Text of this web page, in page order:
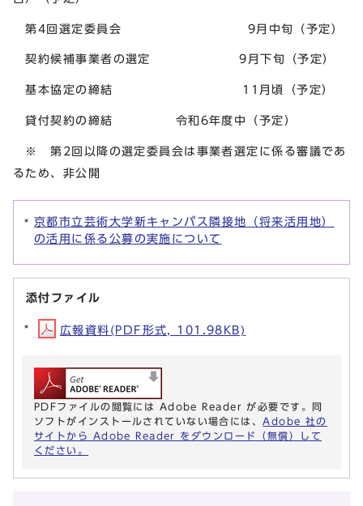
第4回選定委員会 9月中旬（予定）
契約候補事業者の選定 9月下旬（予定）
基本協定の締結 11月頃（予定）
貸付契約の締結 令和6年度中（予定）
※ 第2回以降の選定委員会は事業者選定に係る審議であ
るため、非公開
京都市立芸術大学新キャンパス隣接地（将来活用地）
の活用に係る公募の実施について
添付ファイル
広報資料(PDF形式, 101.98KB)
PDFファイルの閲覧には Adobe Reader が必要です。同
ソフトがインストールされていない場合には、 Adobe 社の
サイトから Adobe Reader をダウンロード（無償）して
ください。